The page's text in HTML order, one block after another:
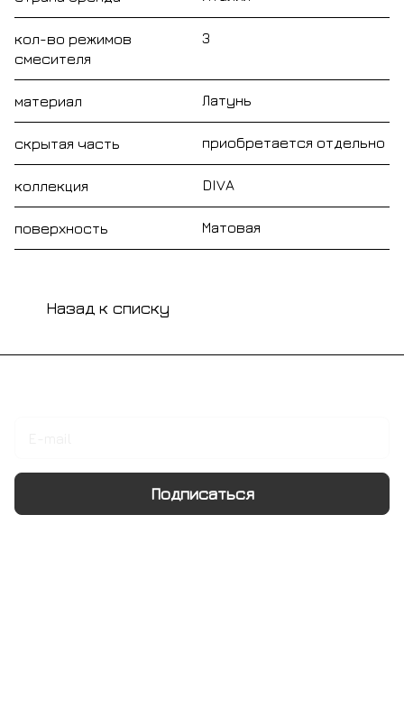
кол-во режимов
смесителя
3
материал Латунь
скрытая часть приобретается отдельно
коллекция DIVA
поверхность Матовая
Назад к списку
Подписаться